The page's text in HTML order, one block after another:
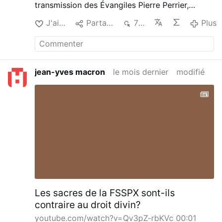
transmission des Évangiles Pierre Perrier,
recherches archéologiques, linguistiques,
sociologiques, à propos de l’exactitude de la
transmission des paroles du Christ à travers les
textes des Évangiles.
J'aime Partager 702 Plus
jean-yves macron le mois dernier modifié
Les sacres de la FSSPX sont-ils
contraire au droit divin?
youtube.com/watch?v=Qv3pZ-rbKVc 00:01